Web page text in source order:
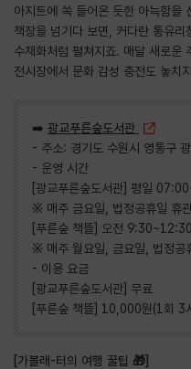
아지트에 쏙 들어온 듯한 아늑함을
책장을 넘기다 보면, 커다란 통유리
수채화처럼 펼쳐지죠. 매달 새로운
전시장에서 문화 감성 충전도 놓치
➡️ 광교푸른숲도서관
- 주소: 경기도 수원시 영통구
- 운영 시간
[광교푸른숲도서관] 평일
※ 매주 금요일, 법정공휴일 휴
[푸른숲 책뜰] 오전
※ 매주 월요일, 금요일, 법정공
- 이용 요금
[광교푸른숲도서관] 무료
[푸른숲 책뜰] 10,000원(1회 3
[가볼래-터의 여행 꿀팁 🎁]